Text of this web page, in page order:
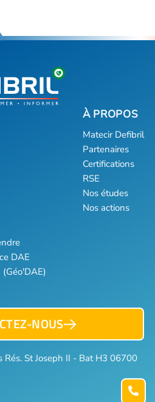
Matecir Defibril
Partenaires
Certifications
RSE
Nos études
Nos actions
DAE
NOUS
Rés. St Joseph II - Bat H3 06700